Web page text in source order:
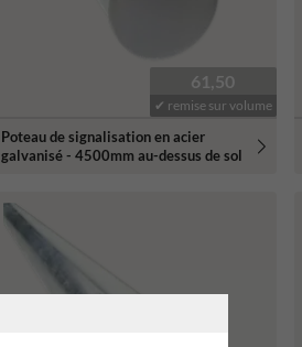
61,50
✔ remise sur volume
Poteau de signalisation en acier
galvanisé - 4500mm au-dessus de sol